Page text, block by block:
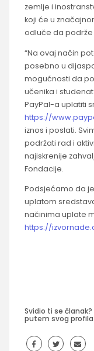
zemlje i
koji će u
odluče da podrže
“Na ovaj način
posebno u
mogućnosti da
učenika i
PayPal-a uplatiti
https://
iznos i poslati.
podržati rad i
najiskrenije
Fondacije.
Podsjećamo da
uplatom
načinima uplate
https://
Svidio ti se
putem svog profila.